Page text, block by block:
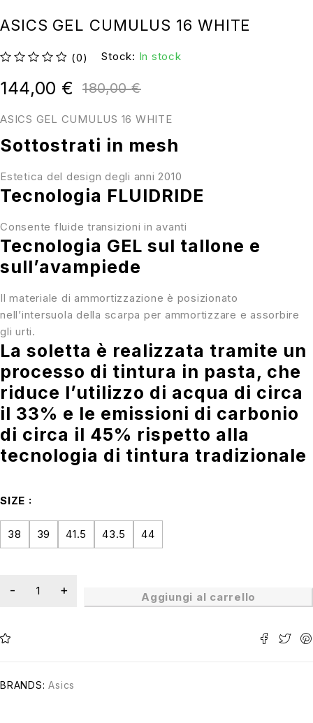
ASICS GEL CUMULUS 16 WHITE
(0) Stock: In stock
ASICS GEL CUMULUS 16 WHITE
Sottostrati in mesh
Estetica del design degli anni 2010
Tecnologia FLUIDRIDE
Consente fluide transizioni in avanti
Tecnologia GEL sul tallone e
sull’avampiede
Il materiale di ammortizzazione è posizionato
nell’intersuola della scarpa per ammortizzare e assorbire
gli urti.
La soletta è realizzata tramite un
processo di tintura in pasta, che
riduce l’utilizzo di acqua di circa
il 33% e le emissioni di carbonio
di circa il 45% rispetto alla
tecnologia di tintura tradizionale
180,00€
144,00 €
SIZE
38 39 41.5 43.5 44
Aggiungi al carrello
BRANDS: Asics